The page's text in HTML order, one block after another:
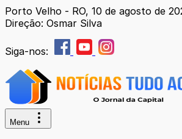
Porto Velho - RO, 10 de agosto de
Direção: Osmar Silva
Siga-nos:
Menu